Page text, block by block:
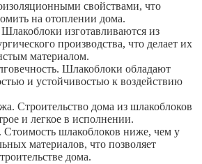
свойствами, что
на отоплении дома.
изготавливаются из
производства, что делает их
материалом.
Шлакоблоки обладают
и устойчивостью к воздействию
Строительство дома из шлакоблоков
и легкое в исполнении.
Стоимость шлакоблоков ниже, чем у
материалов, что позволяет
дома.